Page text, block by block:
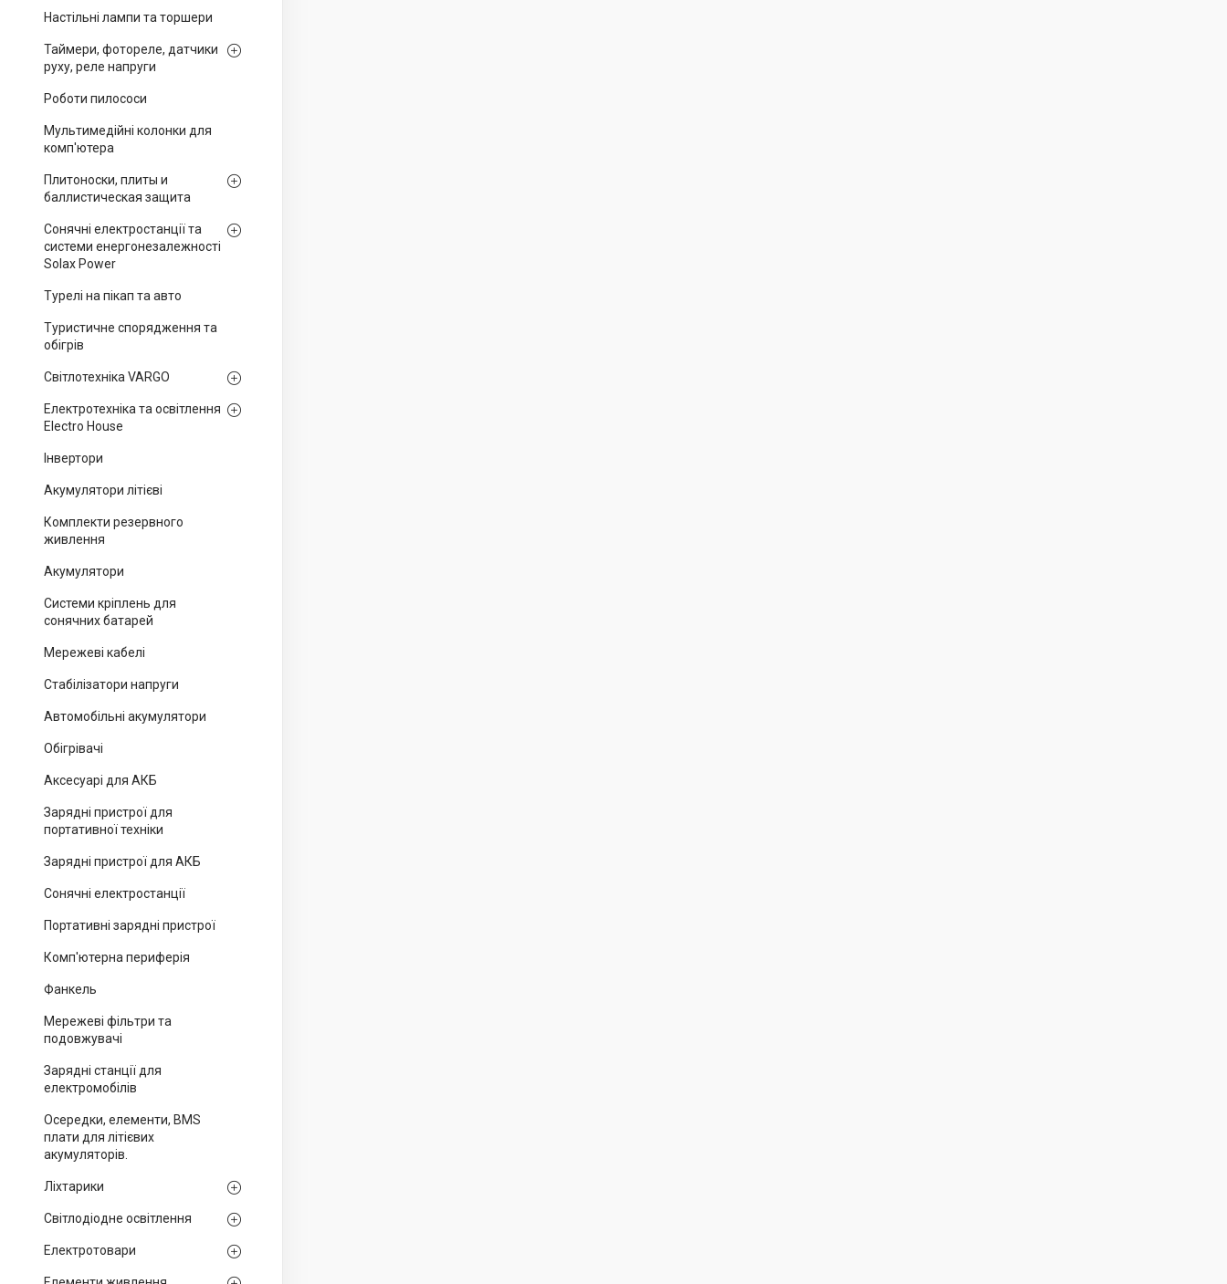
Настільні лампи та торшери
Таймери, фотореле, датчики
руху, реле напруги
Роботи пилососи
Мультимедійні колонки для
комп'ютера
Плитоноски, плиты и
баллистическая защита
Сонячні електростанції та
системи енергонезалежності
Solax Power
Турелі на пікап та авто
Туристичне спорядження та
обігрів
Світлотехніка VARGO
Електротехніка та освітлення
Electro House
Інвертори
Акумулятори літієві
Комплекти резервного
живлення
Акумулятори
Системи кріплень для
сонячних батарей
Мережеві кабелі
Стабілізатори напруги
Автомобільні акумулятори
Обігрівачі
Аксесуарі для АКБ
Зарядні пристрої для
портативної техніки
Зарядні пристрої для АКБ
Сонячні електростанції
Портативні зарядні пристрої
Комп'ютерна периферія
Фанкель
Мережеві фільтри та
подовжувачі
Зарядні станції для
електромобілів
Осередки, елементи, BMS
плати для літієвих
акумуляторів.
Ліхтарики
Світлодіодне освітлення
Електротовари